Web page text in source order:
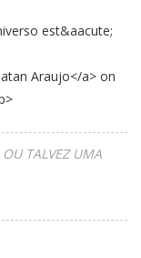
est&aacute;
Araujo</a> on
TALVEZ UMA